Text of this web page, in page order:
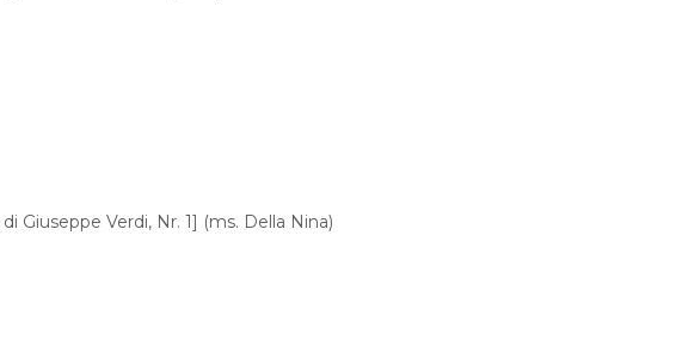
di Giuseppe Verdi, Nr. 1] (ms. Della Nina)